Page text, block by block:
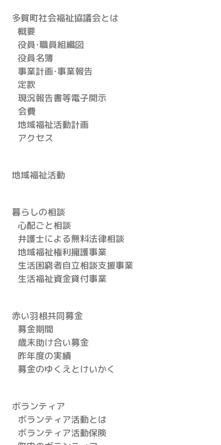
多賀町社会福祉協議会とは
概要
役員・職員組織図
役員名簿
事業計画・事業報告
定款
現況報告書等電子開示
会費
地域福祉活動計画
アクセス
地域福祉活動
暮らしの相談
心配ごと相談
弁護士による無料法律相談
地域福祉権利擁護事業
生活困窮者自立相談支援事業
生活福祉資金貸付事業
赤い羽根共同募金
募金期間
歳末助け合い募金
昨年度の実績
募金のゆくえとけいかく
ボランティア
ボランティア活動とは
ボランティア活動保険